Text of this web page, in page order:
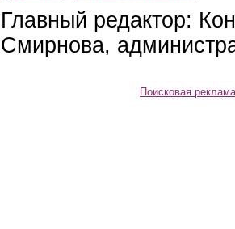
Главный редактор:
Смирнова,
Поисковая реклама